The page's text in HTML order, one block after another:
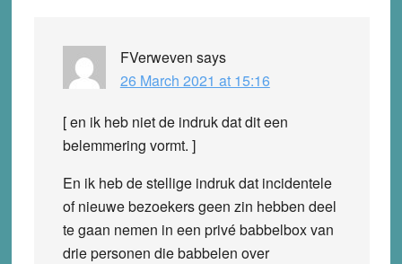
FVerweven says
26 March 2021 at 15:16
[ en ik heb niet de indruk dat dit een
belemmering vormt. ]
En ik heb de stellige indruk dat incidentele
of nieuwe bezoekers geen zin hebben deel
te gaan nemen in een privé babbelbox van
drie personen die babbelen over